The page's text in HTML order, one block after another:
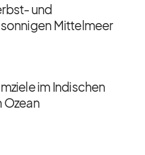
und
Mittelmeer
im Indischen
Ozean